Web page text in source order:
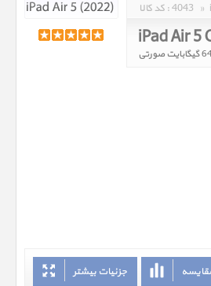
کد کالا : 4043 »
iPad Air 5
جزئیات بیشتر